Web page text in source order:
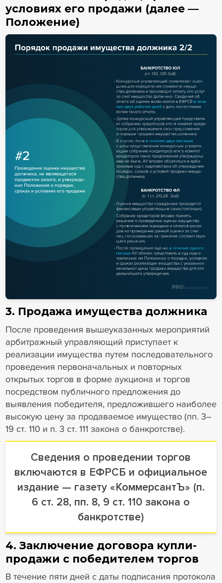
условиях его продажи (далее —
Положение)
3. Продажа имущества должника
После проведения вышеуказанных мероприятий
арбитражный управляющий приступает к
реализации имущества путем последовательного
проведения первоначальных и повторных
открытых торгов в форме аукциона и торгов
посредством публичного предложения до
выявления победителя, предложившего наиболее
высокую цену за продаваемое имущество (пп. 3–
19 ст. 110 и п. 3 ст. 111 закона о банкротстве).
Сведения о проведении торгов
включаются в ЕФРСБ и официальное
издание — газету «КоммерсантЪ» (п.
6 ст. 28, пп. 8, 9 ст. 110 закона о
банкротстве)
4. Заключение договора купли-
продажи с победителем торгов
В течение пяти дней с даты подписания протокола